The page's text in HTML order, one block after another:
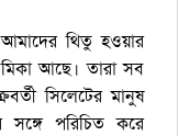
থিতু হওয়ার
আছে। তারা সব
সিলেটের মানুষ
সঙ্গে পরিচিত করে